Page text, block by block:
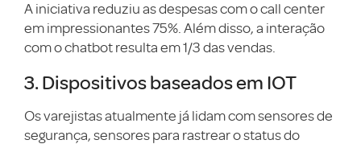
A iniciativa reduziu as despesas com o call center
em impressionantes 75%. Além disso, a interação
com o chatbot resulta em 1/3 das vendas.
3. Dispositivos baseados em IOT
Os varejistas atualmente já lidam com sensores de
segurança, sensores para rastrear o status do